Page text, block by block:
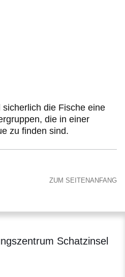
die Fische eine
die in einer
zu finden sind.
ZUM SEITENANFANG
Schatzinsel